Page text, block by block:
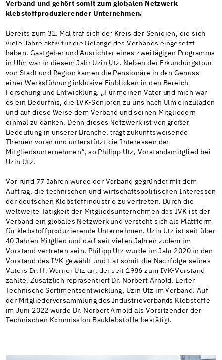
Verband und gehört somit zum globalen Netzwerk
klebstoffproduzierender Unternehmen.
Bereits zum 31. Mal traf sich der Kreis der Senioren, die sich
viele Jahre aktiv für die Belange des Verbands eingesetzt
haben. Gastgeber und Ausrichter eines zweitägigen Programms
in Ulm war in diesem Jahr Uzin Utz. Neben der Erkundungstour
von Stadt und Region kamen die Pensionäre in den Genuss
einer Werksführung inklusive Einblicken in den Bereich
Forschung und Entwicklung. „Für meinen Vater und mich war
es ein Bedürfnis, die IVK-Senioren zu uns nach Ulm einzuladen
und auf diese Weise dem Verband und seinen Mitgliedern
einmal zu danken. Denn dieses Netzwerk ist von großer
Bedeutung in unserer Branche, trägt zukunftsweisende
Themen voran und unterstützt die Interessen der
Mitgliedsunternehmen“, so Philipp Utz, Vorstandsmitglied bei
Uzin Utz.
Vor rund 77 Jahren wurde der Verband gegründet mit dem
Auftrag, die technischen und wirtschaftspolitischen Interessen
der deutschen Klebstoffindustrie zu vertreten. Durch die
weltweite Tätigkeit der Mitgliedsunternehmen des IVK ist der
Verband ein globales Netzwerk und versteht sich als Plattform
für klebstoffproduzierende Unternehmen. Uzin Utz ist seit über
40 Jahren Mitglied und darf seit vielen Jahren zudem im
Vorstand vertreten sein. Philipp Utz wurde im Jahr 2020 in den
Vorstand des IVK gewählt und trat somit die Nachfolge seines
Vaters Dr. H. Werner Utz an, der seit 1986 zum IVK-Vorstand
zählte. Zusätzlich repräsentiert Dr. Norbert Arnold, Leiter
Technische Sortimentsentwicklung, Uzin Utz im Verband. Auf
der Mitgliederversammlung des Industrieverbands Klebstoffe
im Juni 2022 wurde Dr. Norbert Arnold als Vorsitzender der
Technischen Kommission Bauklebstoffe bestätigt.